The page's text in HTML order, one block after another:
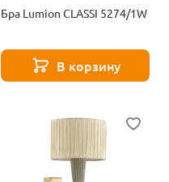
Бра Lumion CLASSI 5274/1W
В корзину